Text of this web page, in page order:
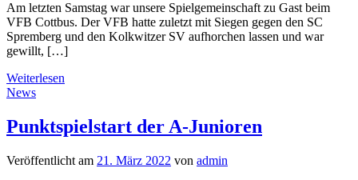
Am letzten Samstag war unsere Spielgemeinschaft zu Gast beim
VFB Cottbus. Der VFB hatte zuletzt mit Siegen gegen den SC
Spremberg und den Kolkwitzer SV aufhorchen lassen und war
gewillt, […]
Weiterlesen
News
Punktspielstart der A-Junioren
Veröffentlicht am 21. März 2022 von admin